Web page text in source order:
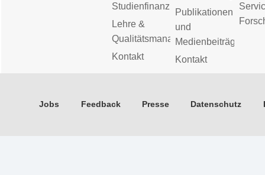
Studienfinanzierung
Lehre &
Qualitätsmanagement
Kontakt
Publikationen
und
Medienbeiträge
Kontakt
Jobs Feedback Presse Datenschutz